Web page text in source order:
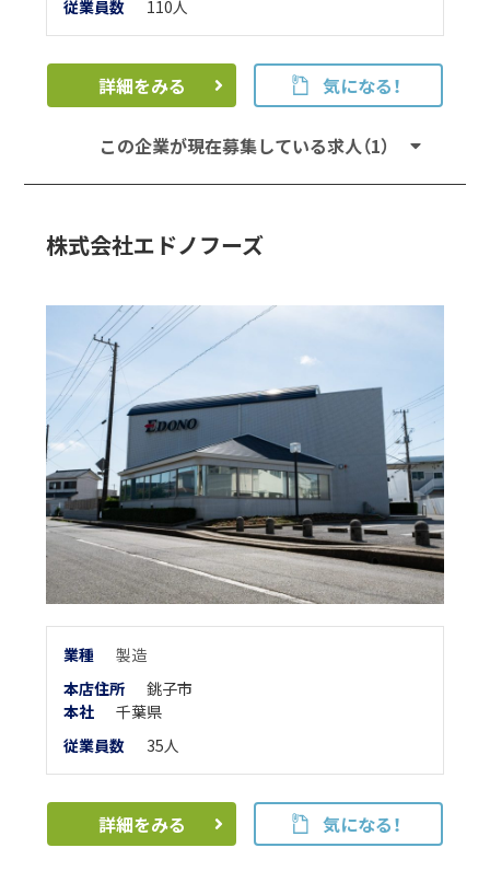
従業員数
110人
詳細をみる 気になる！
この企業が現在募集している求人（1）
株式会社エドノフーズ
業種
製造
本店住所
銚子市
本社
千葉県
従業員数
35人
詳細をみる 気になる！